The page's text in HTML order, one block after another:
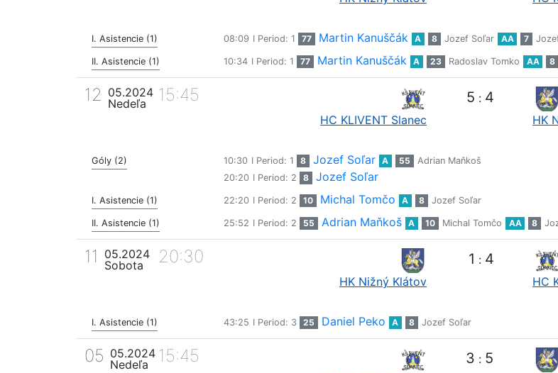
I. Asistencie (1) 08:09 I Period: 1 77 Martin Kanuščák A 8 Jozef Soľar AA 7
II. Asistencie (1) 10:34 I Period: 1 77 Martin Kanuščák A 23 Radoslav Tomko AA 8
12 05.2024
Nedeľa
15:45
HC KLIVENT Slanec
5 : 4
HK
Góly (2) 10:30 I Period: 1 8 Jozef Soľar A 55
Adrian Maňkoš
20:20 I Period: 2 8 Jozef Soľar
I. Asistencie (1) 22:20 I Period: 2 10 Michal Tomčo A 8 Jozef Soľar
II. Asistencie (1) 25:52 I Period: 2 55 Adrian Maňkoš A 10 Michal Tomčo AA 8
11
05.2024
Sobota
20:30
HK Nižný Klátov
1 : 4
HC
I. Asistencie (1) 43:25 I Period: 3 25 Daniel Peko A 8 Jozef Soľar
05 05.2024
Nedeľa
15:45 3 : 5